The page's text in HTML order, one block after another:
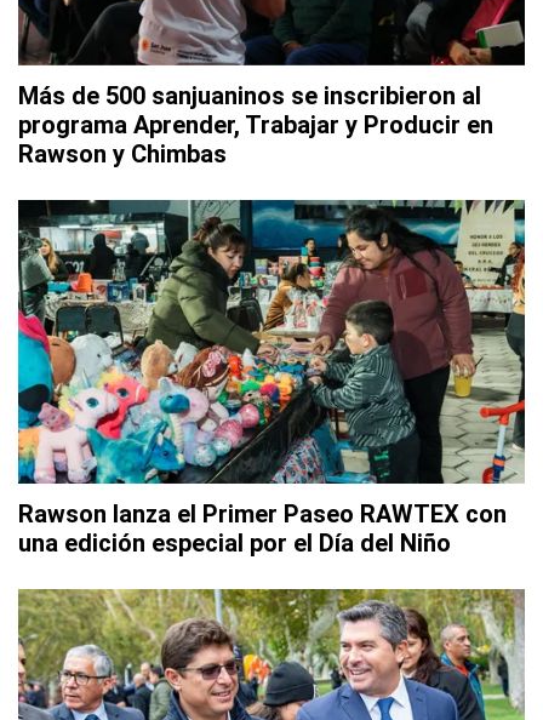
Más de 500 sanjuaninos se inscribieron al
programa Aprender, Trabajar y Producir en
Rawson y Chimbas
Rawson lanza el Primer Paseo RAWTEX con
una edición especial por el Día del Niño